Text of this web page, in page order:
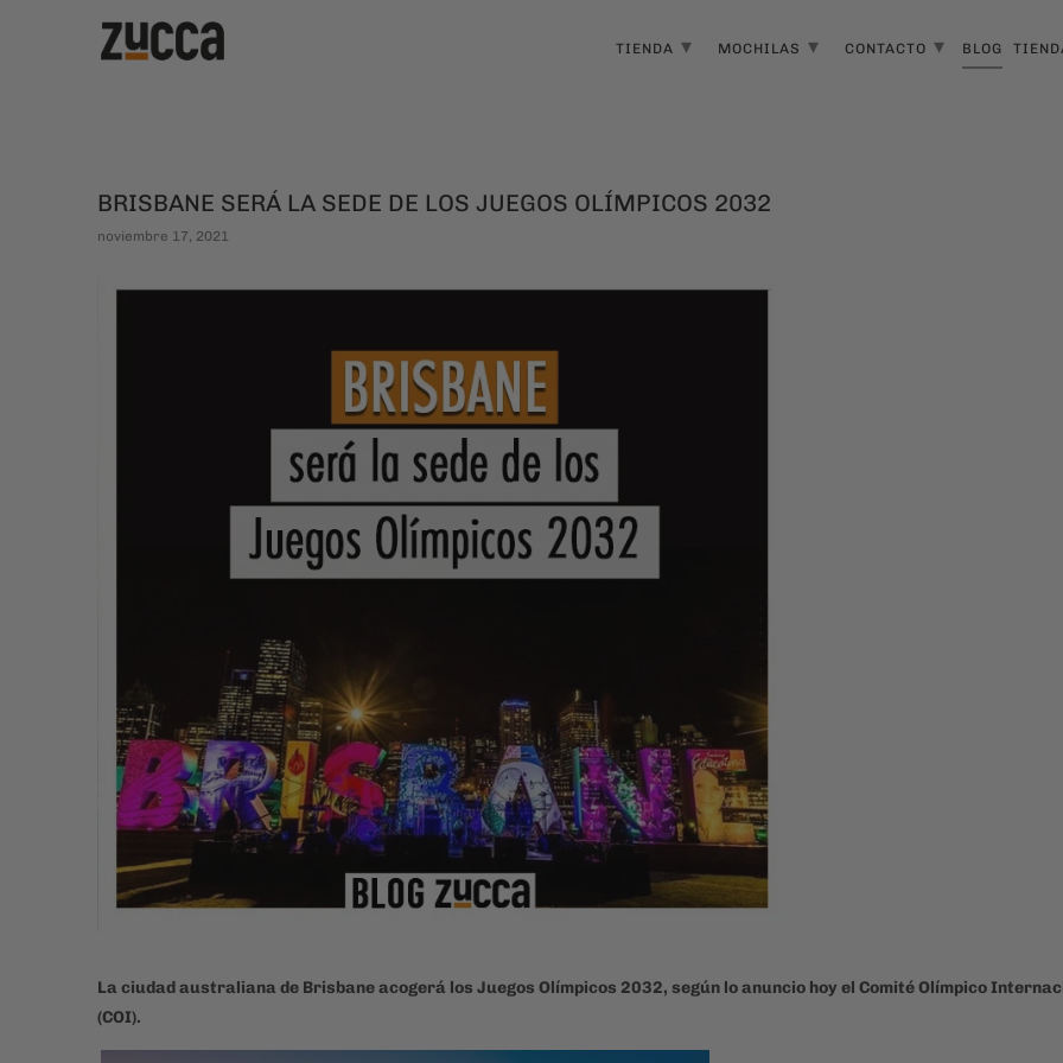
TIENDA ▾ MOCHILAS ▾ CONTACTO ▾ BLOG
BRISBANE SERÁ LA SEDE DE LOS JUEGOS OLÍMPICOS 2032
noviembre 17, 2021
La ciudad australiana de Brisbane acogerá los Juegos Olímpicos 2032, según lo anuncio hoy el Comité Olímpico
(COI).